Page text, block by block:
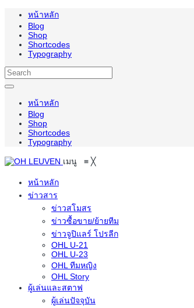
หน้าหลัก
Blog
Shop
Shortcodes
Typography
หน้าหลัก
Blog
Shop
Shortcodes
Typography
เมนู ≡ ╳
หน้าหลัก
ข่าวสาร
ข่าวสโมสร
ข่าวซื้อขาย/ย้ายทีม
ข่าวจูปิแลร์ โปรลีก
OHL U-21
OHL U-23
OHL ทีมหญิง
OHL Story
ผู้เล่นและสตาฟ
ผู้เล่นปัจจุบัน